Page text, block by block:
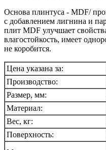
Основа плинтуса - MDF/
с добавлением лигнина и
плит MDF улучшает
влагостойкость, имеет
не коробится.
Цена указана за:
Производство:
Размер, мм:
Материал:
Вес, кг:
Поверхность: